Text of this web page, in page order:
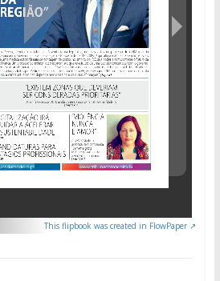
This flipbook was created in FlowPaper ↗